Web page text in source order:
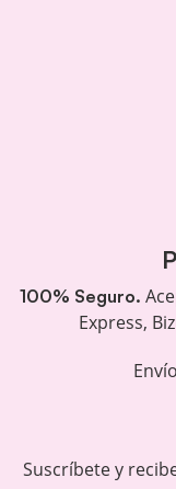
100% Seguro.
Express,
Suscríbete y